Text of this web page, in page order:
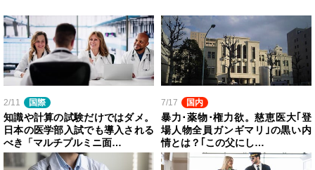
2/11 国際
知識や計算の試験だけではダメ。
日本の医学部入試でも導入される
べき「マルチプルミニ面…
7/17 国内
暴力･薬物･権力欲。慈恵医大｢登
場人物全員ガンギマリ｣の黒い内
情とは？｢この父にし…